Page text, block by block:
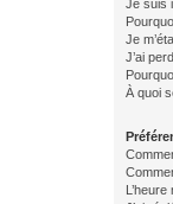
Je suis
Je
J’ai
À quoi